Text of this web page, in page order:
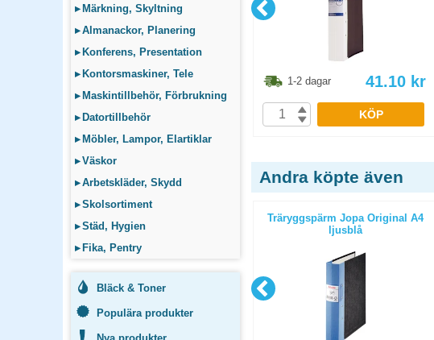
▸ Märkning, Skyltning
▸Almanackor, Planering
▸ Konferens, Presentation
▸ Kontorsmaskiner, Tele
▸ Maskintillbehör, Förbrukning
▸ Datortillbehör
▸ Möbler, Lampor, Elartiklar
▸Väskor
▸Arbetskläder, Skydd
▸Skolsortiment
▸Städ, Hygien
▸ Fika, Pentry
Bläck & Toner
Populära produkter
1-2 dagar 41.10 1-2 dagar 41.10 kr
KÖP
Andra köpte även
Träryggspärm Jopa Original A4
ljusblå